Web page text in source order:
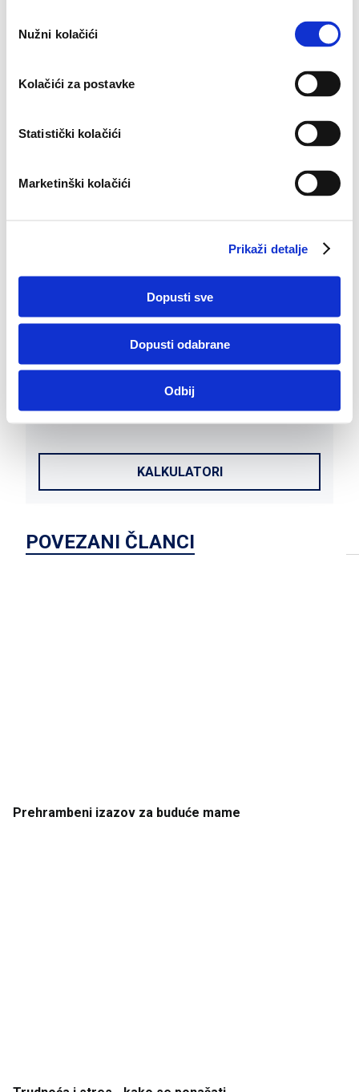
Nužni kolačići
Kolačići za postavke
Statistički kolačići
Marketinški kolačići
Prikaži detalje
Dopusti sve
Dopusti odabrane
Odbij
PODIJELITE NA MREŽI
Datum objave članka:
KALKULATORI
KALKULATORI
POVEZANI ČLANCI
Prehrambeni izazov za buduće mame